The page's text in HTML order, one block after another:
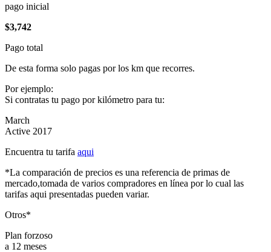
pago inicial
$3,742
Pago total
De esta forma solo pagas por los km que recorres.
Por ejemplo:
Si contratas tu pago por kilómetro para tu:
March
Active 2017
Encuentra tu tarifa aqui
*La comparación de precios es una referencia de primas de
mercado,tomada de varios compradores en línea por lo cual las
tarifas aqui presentadas pueden variar.
Otros*
Plan forzoso
a 12 meses